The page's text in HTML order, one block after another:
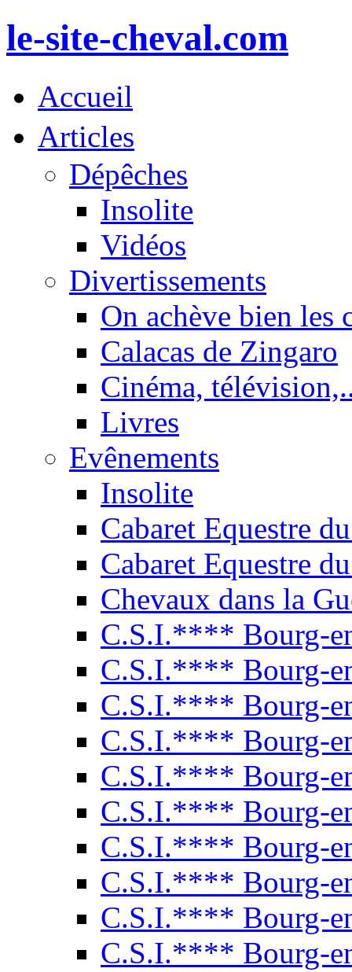
le-site-cheval.com
Accueil
Articles
Dépêches
Insolite
Vidéos
Divertissements
On achève bien les
Calacas de Zingaro
Cinéma,
Livres
Evênements
Insolite
Cabaret Equestre
Cabaret Equestre
Chevaux dans la
C.S.I.**** Bourg-
C.S.I.**** Bourg-
C.S.I.**** Bourg-
C.S.I.**** Bourg-
C.S.I.**** Bourg-
C.S.I.**** Bourg-
C.S.I.**** Bourg-
C.S.I.**** Bourg-
C.S.I.**** Bourg-
C.S.I.**** Bourg-